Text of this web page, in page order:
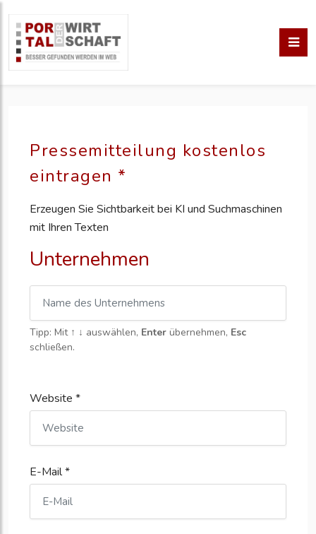
Pressemitteilung kostenlos
eintragen *
Erzeugen Sie Sichtbarkeit bei KI und Suchmaschinen
mit Ihren Texten
Unternehmen
Tipp: Mit ↑ ↓ auswählen, Enter übernehmen, Esc
schließen.
Website *
E-Mail *